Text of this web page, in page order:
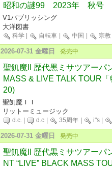
昭和の謎99 2023年 秋号
V1パブリッシング
大洋図書
科学 自転車 中国 宗教
2026-07-31 金曜日 発売中
聖飢魔II 歴代黒ミサツアー
MASS & LIVE TALK TOUR
20)
聖飢魔ＩＩ
リットーミュージック
d.c. d.c 35周年 i"s
2026-07-31 金曜日 発売中
聖飢魔II 歴代黒ミサツアー
NT “LIVE” BLACK MASS